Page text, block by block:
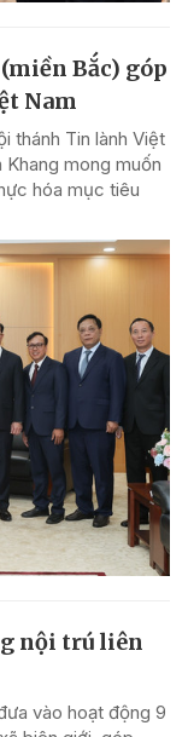
Bắc) góp
Nam
thánh Tin lành Việt
mong muốn
hóa mục tiêu
nội trú liên
vào hoạt động 9